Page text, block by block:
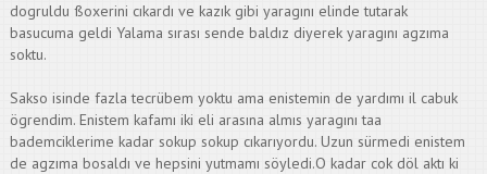
dogruldu ßoxerini cıkardı ve kazık gibi yaragını elinde tutarak
basucuma geldi Yalama sırası sende baldız diyerek yaragını agzıma
soktu.
Sakso isinde fazla tecrübem yoktu ama enistemin de yardımı il cabuk
ögrendim. Enistem kafamı iki eli arasına almıs yaragını taa
bademciklerime kadar sokup sokup cıkarıyordu. Uzun sürmedi enistem
de agzıma bosaldı ve hepsini yutmamı söyledi.O kadar cok döl aktı ki